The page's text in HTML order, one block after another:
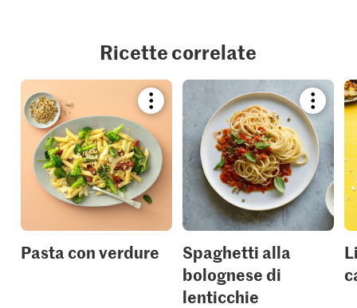
Ricette correlate
Bookmark
recipe
or
add
it
to
your
collections.
Pasta con verdure
recipe
or
add
to
your
Spaghetti alla
bolognese di
lenticchie